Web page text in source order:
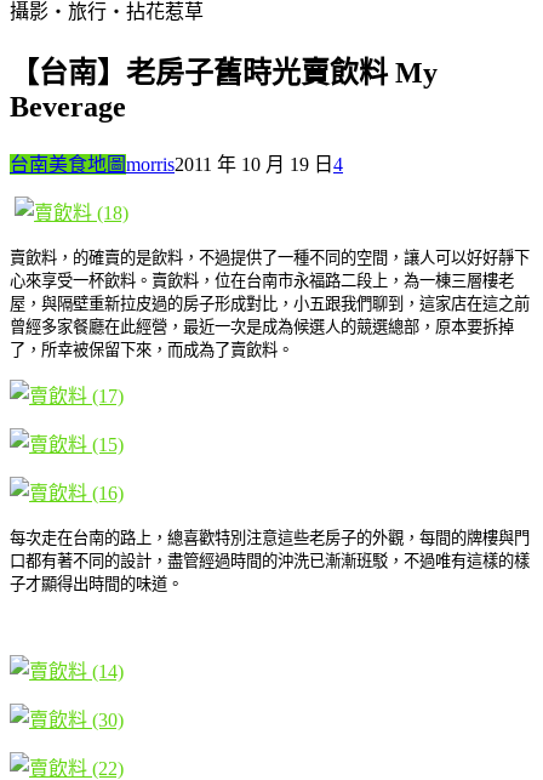
攝影‧旅行‧拈花惹草
【台南】老房子舊時光賣飲料 My
Beverage
台南美食地圖morris2011 年 10 月 19 日 4
賣飲料，的確賣的是飲料，不過提供了一種不同的空間，讓人可以好好靜下
心來享受一杯飲料。賣飲料，位在台南市永福路二段上，為一棟三層樓老
屋，與隔壁重新拉皮過的房子形成對比，小五跟我們聊到，這家店在這之前
曾經多家餐廳在此經營，最近一次是成為候選人的競選總部，原本要拆掉
了，所幸被保留下來，而成為了賣飲料。
每次走在台南的路上，總喜歡特別注意這些老房子的外觀，每間的牌樓與門
口都有著不同的設計，盡管經過時間的沖洗已漸漸班駁，不過唯有這樣的樣
子才顯得出時間的味道。